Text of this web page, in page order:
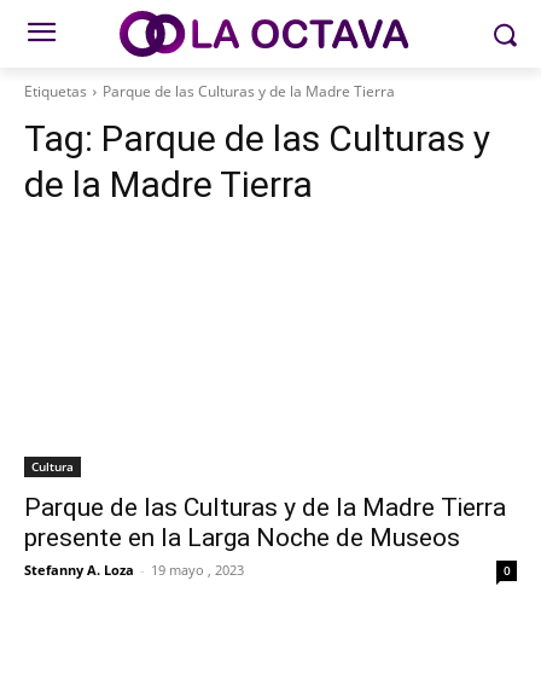
Etiquetas Parque de las Culturas y de la Madre Tierra
Tag: Parque de las Culturas y
de la Madre Tierra
Cultura
Parque de las Culturas y de la Madre Tierra
presente en la Larga Noche de Museos
Stefanny A. Loza - 19 mayo , 2023 0